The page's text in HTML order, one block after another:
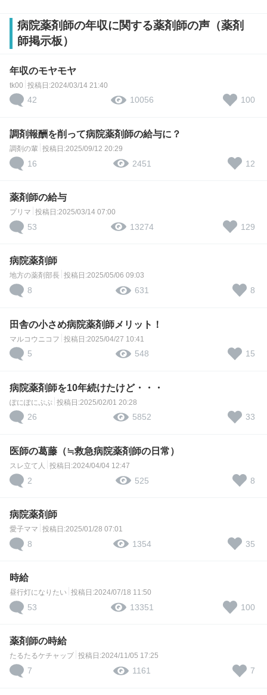
病院薬剤師の年収に関する薬剤師の声（薬剤
師掲示板）
年収のモヤモヤ
tk00 投稿日:2024/03/14 21:40
42 10056 100
調剤報酬を削って病院薬剤師の給与に？
調剤の輩 投稿日:2025/09/12 20:29
16 2451 12
薬剤師の給与
プリマ 投稿日:2025/03/14 07:00
53 13274 129
病院薬剤師
地方の薬剤部長 投稿日:2025/05/06 09:03
8 631 8
田舎の小さめ病院薬剤師メリット！
マルコウニコフ 投稿日:2025/04/27 10:41
5 548 15
病院薬剤師を10年続けたけど・・・
ぽにぽにぷぷ 投稿日:2025/02/01 20:28
26 5852 33
医師の葛藤（≒救急病院薬剤師の日常）
スレ立て人 投稿日:2024/04/04 12:47
2 525 8
病院薬剤師
愛子ママ 投稿日:2025/01/28 07:01
8 1354 35
時給
昼行灯になりたい 投稿日:2024/07/18 11:50
53 13351 100
薬剤師の時給
たるたるケチャップ 投稿日:2024/11/05 17:25
7 1161 7